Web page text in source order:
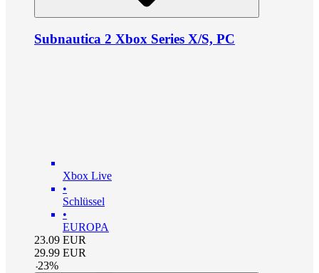
Subnautica 2 Xbox Series X/S, PC
Xbox Live
•
Schlüssel
•
EUROPA
23.09 EUR
29.99 EUR
-23%